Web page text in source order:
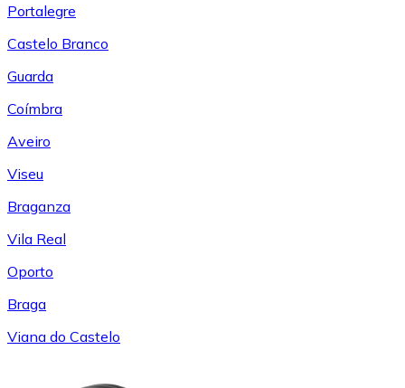
Portalegre
Castelo Branco
Guarda
Coímbra
Aveiro
Viseu
Braganza
Vila Real
Oporto
Braga
Viana do Castelo